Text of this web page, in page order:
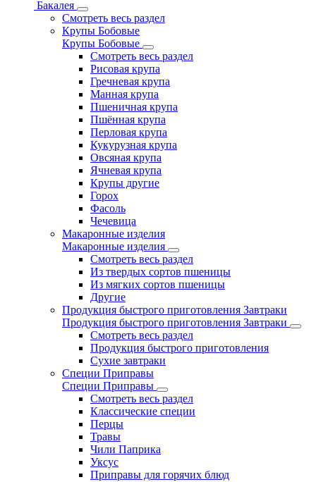
Бакалея
Смотреть весь раздел
Крупы Бобовые
Крупы Бобовые
Смотреть весь раздел
Рисовая крупа
Гречневая крупа
Манная крупа
Пшеничная крупа
Пшённая крупа
Перловая крупа
Кукурузная крупа
Овсяная крупа
Ячневая крупа
Крупы другие
Горох
Фасоль
Чечевица
Макаронные изделия
Макаронные изделия
Смотреть весь раздел
Из твердых сортов пшеницы
Из мягких сортов пшеницы
Другие
Продукция быстрого приготовления Завтраки
Продукция быстрого приготовления Завтраки
Смотреть весь раздел
Продукция быстрого приготовления
Сухие завтраки
Специи Приправы
Специи Приправы
Смотреть весь раздел
Классические специи
Перцы
Травы
Чили Паприка
Уксус
Приправы для горячих блюд